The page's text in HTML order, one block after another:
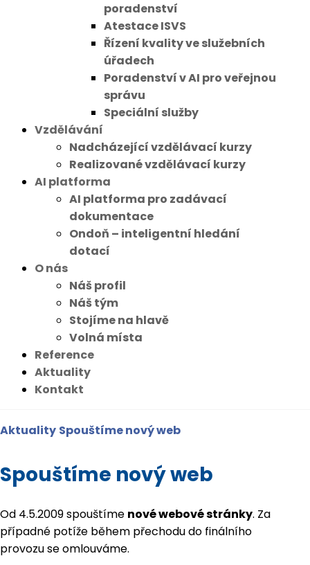
poradenství
Atestace ISVS
Řízení kvality ve služebních
úřadech
Poradenství v AI pro veřejnou
správu
Speciální služby
Vzdělávání
Nadcházející vzdělávací kurzy
Realizované vzdělávací kurzy
AI platforma
AI platforma pro zadávací
dokumentace
Ondoň – inteligentní hledání
dotací
O nás
Náš profil
Náš tým
Stojíme na hlavě
Volná místa
Reference
Aktuality
Kontakt
Aktuality Spouštíme nový web
Spouštíme nový web
Od 4.5.2009 spouštíme nové webové stránky. Za
případné potíže během přechodu do finálního
provozu se omlouváme.